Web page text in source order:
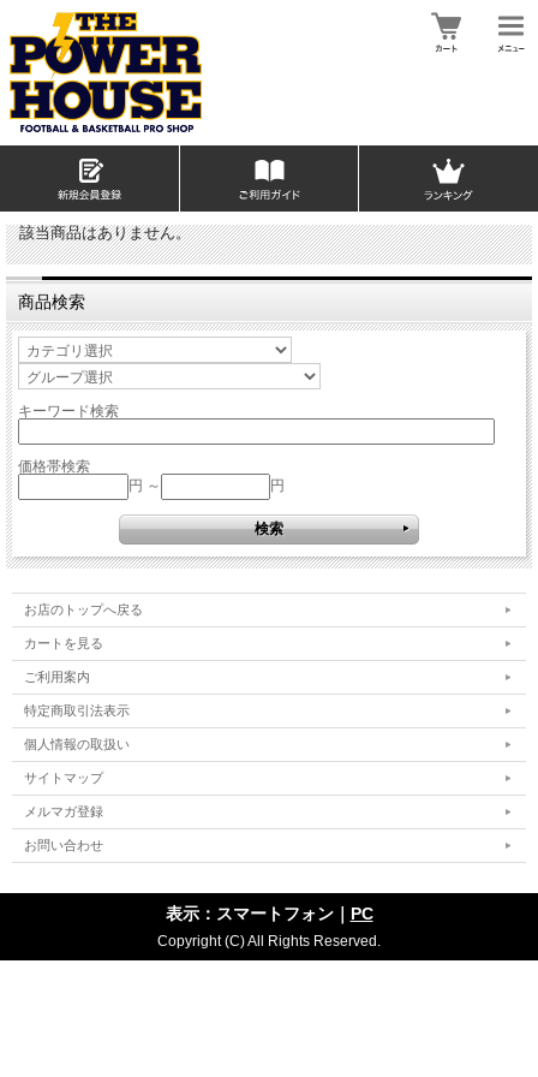
該当商品はありません。
商品検索
キーワード検索
価格帯検索
円 ～
円
お店のトップへ戻る
カートを見る
ご利用案内
特定商取引法表示
個人情報の取扱い
サイトマップ
メルマガ登録
お問い合わせ
表示：スマートフォン｜ PC
Copyright (C) All Rights Reserved.